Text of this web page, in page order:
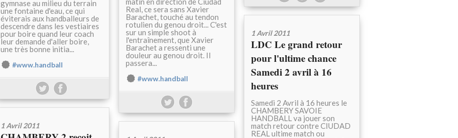
gymnase au milieu du terrain
une fontaine d'eau, ce qui
éviterais aux handballeurs de
descendre dans les vestiaires
pour boire quand leur coach
leur demande d'aller boire,
une très bonne initia...
#www.handball
Real, ce sera sans Xavier
Barachet, touché au tendon
rotulien du genou droit... C'est
sur un simple shoot à
l'entraînement, que Xavier
Barachet a ressenti une
douleur au genou droit. Il
passera...
#www.handball
1 Avril 2011
LDC Le grand retour
pour l'ultime chance
Samedi 2 avril à 16
heures
Samedi 2 Avril à 16 heures le
CHAMBERY SAVOIE
HANDBALL va jouer son
match retour contre CIUDAD
REAL ultime match ou
1 Avril 2011